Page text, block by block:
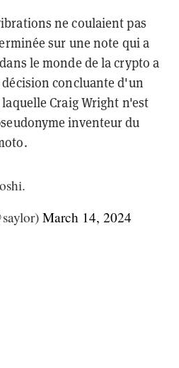
ne coulaient pas
sur une note qui a
le monde de la crypto a
concluante d'un
Craig Wright n'est
inventeur du
March 14, 2024